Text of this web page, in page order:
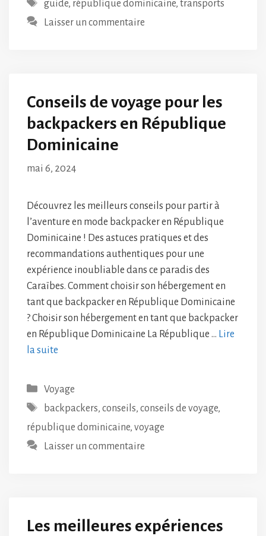
guide, république dominicaine, transports
Laisser un commentaire
Conseils de voyage pour les
backpackers en République
Dominicaine
mai 6, 2024
Découvrez les meilleurs conseils pour partir à
l’aventure en mode backpacker en République
Dominicaine ! Des astuces pratiques et des
recommandations authentiques pour une
expérience inoubliable dans ce paradis des
Caraïbes. Comment choisir son hébergement en
tant que backpacker en République Dominicaine
? Choisir son hébergement en tant que backpacker
en République Dominicaine La République … Lire
la suite
Catégories
Voyage
Étiquettes
backpackers, conseils, conseils de voyage,
république dominicaine, voyage
Laisser un commentaire
Les meilleures expériences